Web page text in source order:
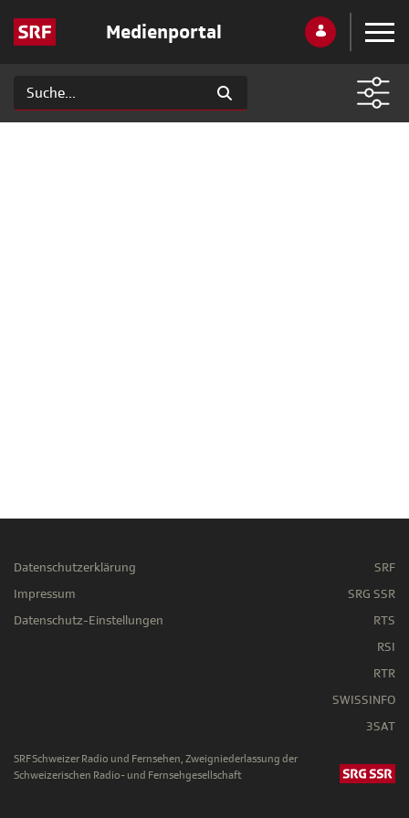
Medienportal
Datenschutzerklärung
Impressum
Datenschutz-Einstellungen
SRF
SRG SSR
RTS
RSI
RTR
SWISSINFO
3SAT
SRF Schweizer Radio und Fernsehen, Zweigniederlassung der
Schweizerischen Radio- und Fernsehgesellschaft